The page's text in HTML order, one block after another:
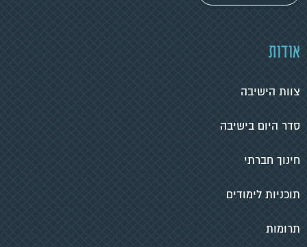
אודות
צוות הישיבה
סדר היום בישיבה
חינוך חברתי
תוכניות לימודים
תרומות